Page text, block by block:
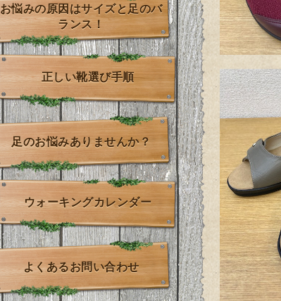
お悩みの原因はサイズと足のバ
ランス！
正しい靴選び手順
足のお悩みありませんか？
ウォーキングカレンダー
よくあるお問い合わせ